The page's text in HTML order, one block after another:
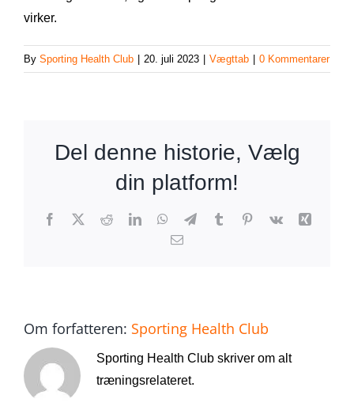
virker.
By Sporting Health Club 20. juli 2023 Vægttab 0 Kommentarer
Del denne historie, Vælg
din platform!
Facebook
X RedditLinkedInWhatsApp
TelegramTumblrPinterest
Vk
Xing
E-
Om forfatteren: Sporting Health Club
Sporting Health Club skriver om alt
træningsrelateret.